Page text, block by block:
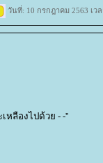
วันที่: 10 กรกฎาคม 2563 เว
หลืองไปด้วย - -''